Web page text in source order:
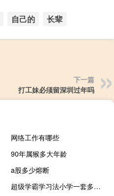
自己的 长辈
下一篇
打工妹必须留深圳过年吗
网络工作有哪些
90年属猴多大年龄
a股多少熔断
超级学霸学习法小学一套多少钱